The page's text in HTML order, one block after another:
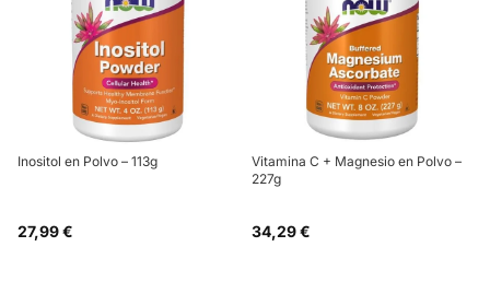
Inositol en Polvo – 113g
27,99 €
Vitamina C + Magnesio en Polvo –
227g
34,29 €